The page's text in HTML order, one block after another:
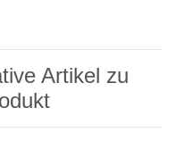
Artikel zu